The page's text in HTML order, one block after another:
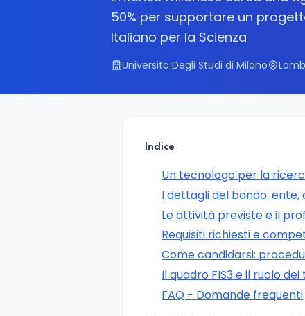
50% per supportare un
Italiano per la Scienza
Universita Degli Studi di Milano
Indice
Un tecnologo per la
I dettagli del bando: ente,
Le attività previste e il
Requisiti richiesti e
Come candidarsi:
Il quadro FIS3 e il ruolo
FAQ - Domande frequenti